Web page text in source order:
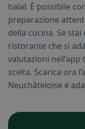
halal. È possibile
preparazione
della cucina. Se
ristorante che si
valutazioni
scelta. Scarica ora
Neuchâteloise è